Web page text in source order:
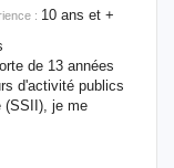
: 10 ans et +
de 13 années
d'activité publics
(SSII), je me